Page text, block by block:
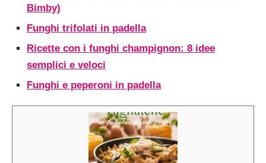
Bimby)
Funghi trifolati in padella
Ricette con i funghi champignon: 8 idee
semplici e veloci
Funghi e peperoni in padella